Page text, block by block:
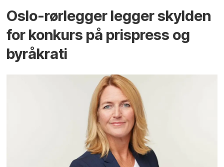
Oslo-rørlegger legger skylden
for konkurs på prispress og
byråkrati